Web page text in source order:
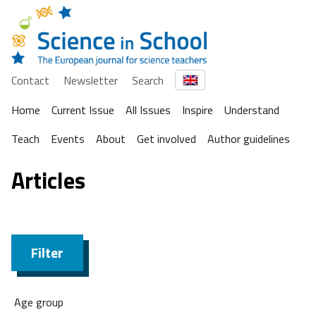
Contact Newsletter
Search
Home
Current Issue All Issues Inspire
Understand
Teach
Events About Get involved Author guidelines
Articles
Filter
Age group